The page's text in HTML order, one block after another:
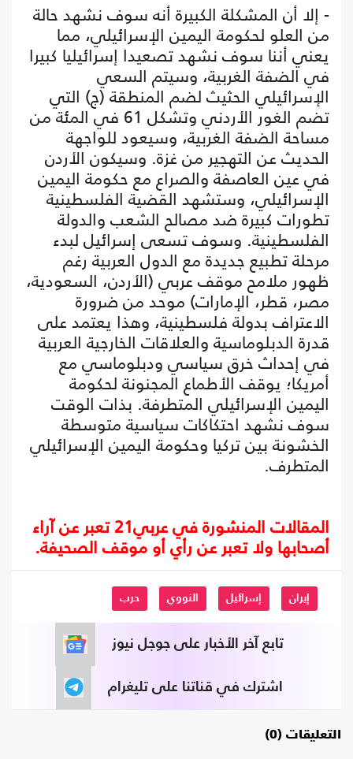
- إلا أن المشكلة الكبيرة أنه سوف نشهد حالة
من العلو لحكومة اليمين الإسرائيلي، مما
يعني أننا سوف نشهد تصعيدا إسرائيليا كبيرا
في الضفة الغربية، وسيتم السعي
الإسرائيلي الحثيث لضم المنطقة (ج) التي
تضم الغور الأردني وتشكل 61 في المئة من
مساحة الضفة الغربية، وسيعود للواجهة
الحديث عن التهجير من غزة. وسيكون الأردن
في عين العاصفة والصراع مع حكومة اليمين
الإسرائيلي، وستشهد القضية الفلسطينية
تطورات كبيرة ضد مصالح الشعب والدولة
الفلسطينية. وسوف تسعى إسرائيل لبدء
مرحلة تطبيع جديدة مع الدول العربية رغم
ظهور ملامح موقف عربي (الأردن، السعودية،
مصر، قطر، الإمارات) موحد من ضرورة
الاعتراف بدولة فلسطينية، وهذا يعتمد على
قدرة الدبلوماسية والعلاقات الخارجية العربية
في إحداث خرق سياسي ودبلوماسي مع
أمريكا؛ يوقف الأطماع المجنونة لحكومة
اليمين الإسرائيلي المتطرفة. بذات الوقت
سوف نشهد احتكاكات سياسية متوسطة
الخشونة بين تركيا وحكومة اليمين الإسرائيلي
المتطرف.
المقالات المنشورة في عربي21 تعبر عن آراء
أصحابها ولا تعبر عن رأي أو موقف الصحيفة.
إيران إسرائيل النووي حرب
تابع آخر الأخبار على جوجل نيوز
اشترك في قناتنا على تليغرام
التعليقات (0)